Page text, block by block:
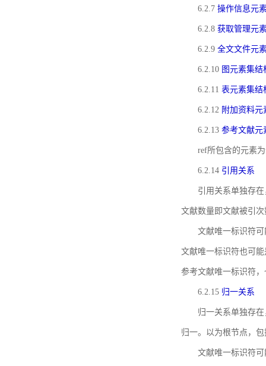
6.2.7 操作信息元
6.2.8 获取管理元
6.2.9 全文文件元
6.2.10 图元素集结
6.2.11 表元素集结
6.2.12 附加资料元
6.2.13 参考文献元
ref所包含的元素
6.2.14 引用关系
引用关系单独存
文献数量即文献被引
文献唯一标识符
文献唯一标识符也可
参考文献唯一标识符
6.2.15 归一关系
归一关系单独存
归一。以为根节点，
文献唯一标识符